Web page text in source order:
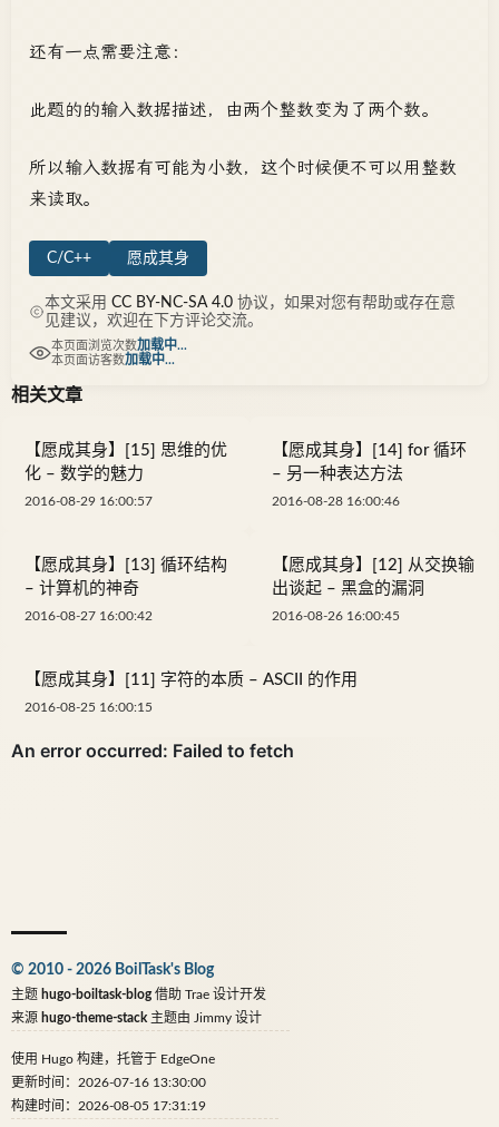
还有一点需要注意：
此题的的输入数据描述，由两个整数变为了两个数。
所以输入数据有可能为小数，这个时候便不可以用整数
来读取。
C/C++ 愿成其身
本文采用 CC BY-NC-SA 4.0协议，如果对您有帮助或存在意
见建议，欢迎在下方评论交流。
本页面浏览次数加载中...
本页面访客数加载中...
相关文章
【愿成其身】[15] 思维的优
化 – 数学的魅力
2016-08-29 16:00:57
【愿成其身】[14] for 循环
– 另一种表达方法
2016-08-28 16:00:46
【愿成其身】[13] 循环结构
– 计算机的神奇
2016-08-27 16:00:42
【愿成其身】[12] 从交换输
出谈起 – 黑盒的漏洞
2016-08-26 16:00:45
【愿成其身】[11] 字符的本质 – ASCII 的作用
2016-08-25 16:00:15
© 2010 - 2026 BoilTask's Blog
主题 hugo-boiltask-blog借助 Trae 设计开发
来源 hugo-theme-stack 主题由 Jimmy 设计
使用 Hugo 构建，托管于 EdgeOne
更新时间：2026-07-16 13:30:00
构建时间：2026-08-05 17:31:19